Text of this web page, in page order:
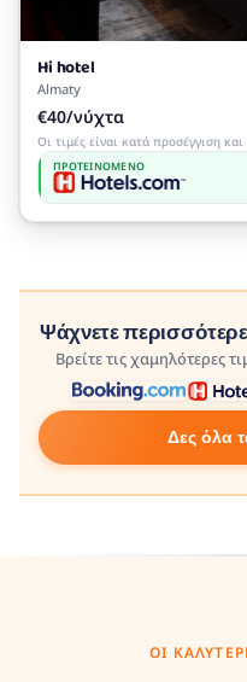
Hi hotel
Almaty
€40/νύχτα
Οι τιμές είναι κατά προσέγγιση
ΠΡΟΤΕΙΝΌΜΕΝΟ
Ψάχνετε
Βρείτε τις χαμηλότερες
Δες όλα
ΟΙ